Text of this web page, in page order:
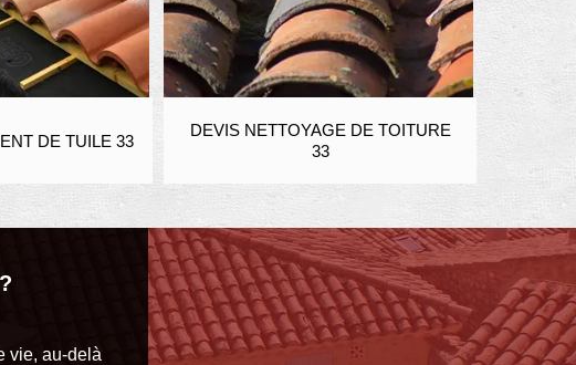
DEVIS NETTOYAGE DE TOITURE
ENDUIT ET RAVALEMENT
PIERRE 33
vie, au-delà